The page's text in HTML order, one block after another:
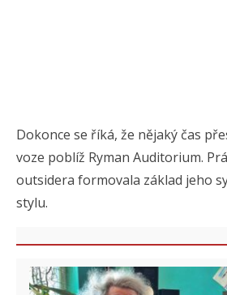
Dokonce se říká, že nějaký čas
voze poblíž Ryman Auditorium.
outsidera formovala základ jeho
stylu.